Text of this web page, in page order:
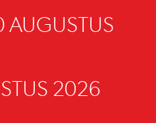
2026